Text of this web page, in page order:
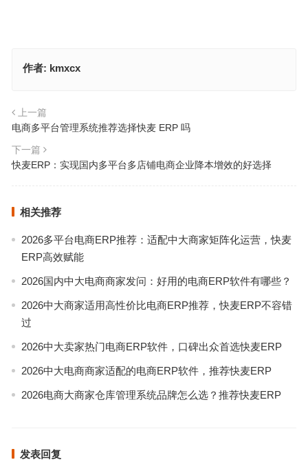
作者: kmxcx
上一篇
电商多平台管理系统推荐选择快麦 ERP 吗
下一篇
快麦ERP：实现国内多平台多店铺电商企业降本增效的好选择
相关推荐
2026多平台电商ERP推荐：适配中大商家矩阵化运营，快麦
ERP高效赋能
2026国内中大电商商家发问：好用的电商ERP软件有哪些？
2026中大商家适用高性价比电商ERP推荐，快麦ERP不容错
过
2026中大卖家热门电商ERP软件，口碑出众首选快麦ERP
2026中大电商商家适配的电商ERP软件，推荐快麦ERP
2026电商大商家仓库管理系统品牌怎么选？推荐快麦ERP
发表回复